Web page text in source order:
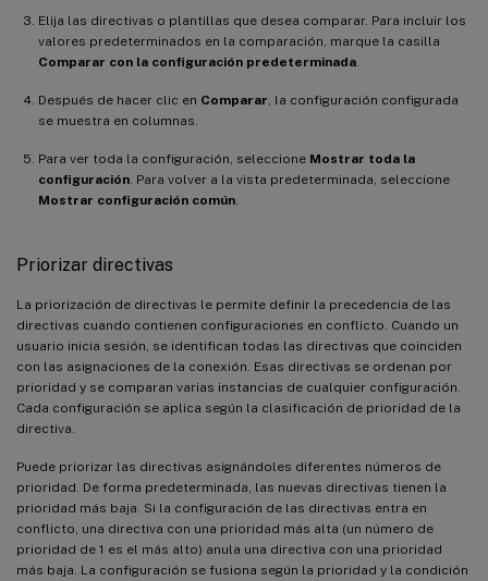
Elija las directivas o plantillas que desea comparar. Para incluir los
valores predeterminados en la comparación, marque la casilla
Comparar con la configuración predeterminada
Después de hacer clic en Comparar , la configuración configurada
se muestra en columnas.
Para ver toda la configuración, seleccione Mostrar toda la
configuración . Para volver a la vista predeterminada, seleccione
Mostrar configuración común
Priorizar directivas
La priorización de directivas le permite definir la precedencia de las
directivas cuando contienen configuraciones en conflicto. Cuando un
usuario inicia sesión, se identifican todas las directivas que coinciden
con las asignaciones de la conexión. Esas directivas se ordenan por
prioridad y se comparan varias instancias de cualquier configuración.
Cada configuración se aplica según la clasificación de prioridad de la
directiva.
Puede priorizar las directivas asignándoles diferentes números de
prioridad. De forma predeterminada, las nuevas directivas tienen la
prioridad más baja. Si la configuración de las directivas entra en
conflicto, una directiva con una prioridad más alta (un número de
prioridad de 1 es el más alto) anula una directiva con una prioridad
más baja. La configuración se fusiona según la prioridad y la condición